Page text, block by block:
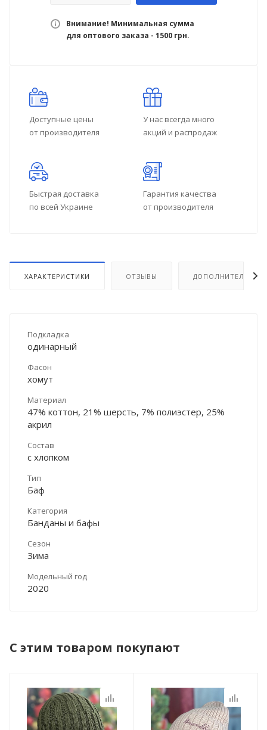
Внимание! Минимальная сумма
для оптового заказа - 1500 грн.
Доступные цены
от производителя
У нас всегда много
акций и распродаж
Быстрая доставка
по всей Украине
Гарантия качества
от производителя
ХАРАКТЕРИСТИКИ ОТЗЫВЫ ДОПОЛНИТЕЛЬНО
Подкладка
одинарный
Фасон
хомут
Материал
47% коттон, 21% шерсть, 7% полиэстер, 25%
акрил
Состав
с хлопком
Тип
Баф
Категория
Банданы и бафы
Сезон
Зима
Модельный год
2020
С этим товаром покупают